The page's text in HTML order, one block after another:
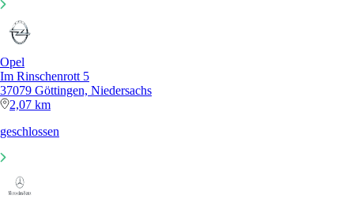
Opel
Im Rinschenrott 5
37079 Göttingen, Niedersachs
2,07 km
geschlossen